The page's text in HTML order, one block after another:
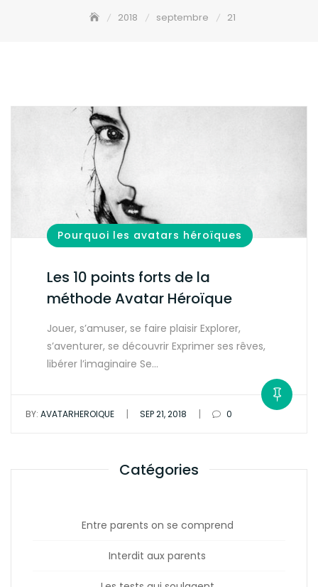
2018 septembre 21
Pourquoi les avatars héroïques
Les 10 points forts de la
méthode Avatar Héroïque
Jouer, s’amuser, se faire plaisir Explorer,
s’aventurer, se découvrir Exprimer ses rêves,
libérer l’imaginaire Se…
BY: AVATARHEROIQUE | SEP 21, 2018 | 0
Catégories
Entre parents on se comprend
Interdit aux parents